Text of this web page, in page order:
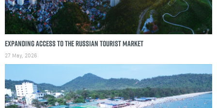
Expanding access to the Russian tourist market
27 May, 2026